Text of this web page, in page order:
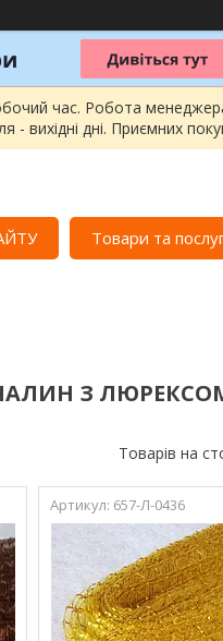
час. Робота
- вихідні дні. Приємних
Товари та
З
657-Л-0436